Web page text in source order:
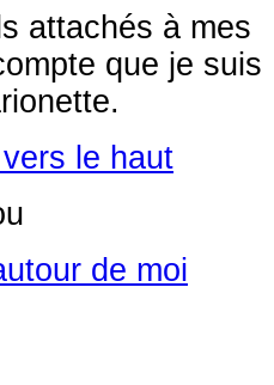
attachés à mes
que je suis
le haut
de moi